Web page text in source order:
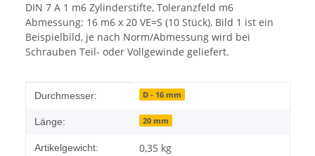
DIN 7 A 1 m6 Zylinderstifte, Toleranzfeld m6
Abmessung: 16 m6 x 20 VE=S (10 Stück), Bild 1 ist ein
Beispielbild, je nach Norm/Abmessung wird bei
Schrauben Teil- oder Vollgewinde geliefert.
Produkteigenschaft
Wert
Durchmesser: D - 16 mm
Länge: 20 mm
Artikelgewicht: 0,35 kg